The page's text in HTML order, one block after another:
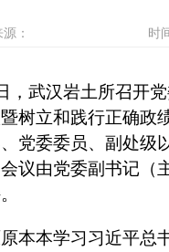
源： 时
，武汉岩土所召开
树立和践行正确政
党委委员、副处级
议由党委副书记（
本本学习习近平总